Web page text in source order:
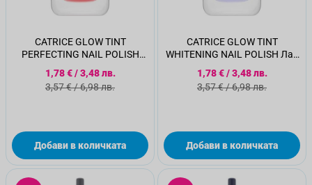
CATRICE GLOW TINT
PERFECTING NAIL POLISH
Лак за нокти 010
Специална цена
1,78 €/3,48 лв.
Стандартна цена
3,57 €/6,98 лв.
Добави в количката
CATRICE GLOW TINT
WHITENING NAIL POLISH Лак
за нокти 020
Специална цена
1,78 €/3,48 лв.
Стандартна цена
3,57 €/6,98 лв.
Добави в количката